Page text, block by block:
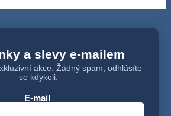
a slevy e-mailem
akce. Žádný spam, odhlásíte
se kdykoli.
E-mail